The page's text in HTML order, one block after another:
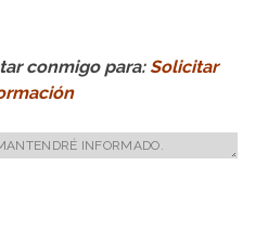
conmigo para:Solicitar